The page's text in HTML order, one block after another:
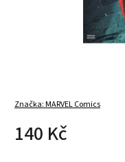
Značka:MARVEL Comics
140 Kč